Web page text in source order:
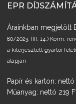
EPR
Árainkban megjelölt
80/2023. (III. 14.) Korm.
a kiterjesztett gyártói
alapján
Papír és karton:
Műanyag: nettó 219